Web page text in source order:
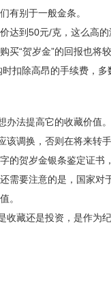
有别于一般金条。
达到50元/克，这么高的
买“贺岁金”的回报也将
扣除高昂的手续费，多
法提高它的收藏价值。
该调换，否则在将来转
的贺岁金银条鉴定证书，
需要注意的是，国家对
。
收藏还是投资，是作为